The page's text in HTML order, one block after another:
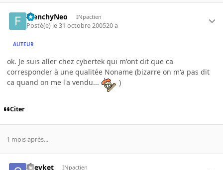
FrenchyNeo INpactien
Posté(e) le 31 octobre 200520 a
AUTEUR
ok. Je suis aller chez cybertek qui m'ont dit que ca
corresponder à une qualitée Noname (bizarre on m'a pas dit
ca quand on me l'a vendu...
)
Citer
1 mois après...
chevket INpactien